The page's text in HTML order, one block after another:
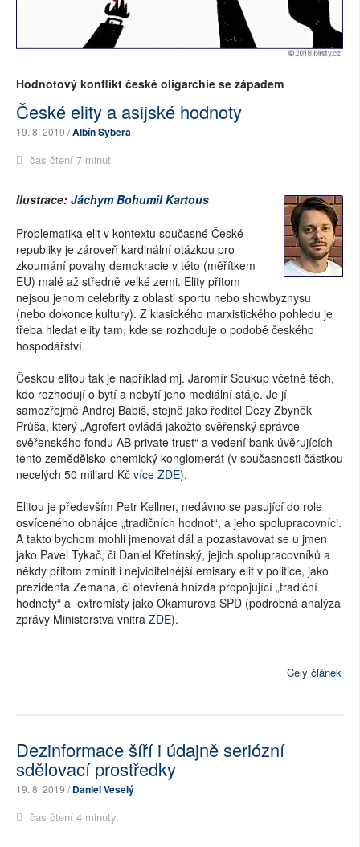
Hodnotový konflikt české oligarchie se západem
České elity a asijské hodnoty
19. 8. 2019 /Albín Sybera
čas čtení 7 minut
Ilustrace: Jáchym Bohumil Kartous
Problematika elit v kontextu současné České
republiky je zároveň kardinální otázkou pro
zkoumání povahy demokracie v této (měřítkem
EU) malé až středně velké zemi. Elity přitom
nejsou jenom celebrity z oblasti sportu nebo showbyznysu
(nebo dokonce kultury). Z klasického marxistického pohledu je
třeba hledat elity tam, kde se rozhoduje o podobě českého
hospodářství.
Českou elitou tak je například mj. Jaromír Soukup včetně těch,
kdo rozhodují o bytí a nebytí jeho mediální stáje. Je jí
samozřejmě Andrej Babiš, stejně jako ředitel Dezy Zbyněk
Průša, který „Agrofert ovládá jakožto svěřenský správce
svěřenského fondu AB private trust“ a vedení bank úvěrujících
tento zemědělsko-chemický konglomerát (v současnosti částkou
necelých 50 miliard Kč více ZDE).
Elitou je především Petr Kellner, nedávno se pasující do role
osvíceného obhájce „tradičních hodnot“, a jeho spolupracovníci.
A takto bychom mohli jmenovat dál a pozastavovat se u jmen
jako Pavel Tykač, či Daniel Křetínský, jejich spolupracovníků a
někdy přitom zmínit i nejviditelnější emisary elit v politice, jako
prezidenta Zemana, či otevřená hnízda propojující „tradiční
hodnoty“ a extremisty jako Okamurova SPD (podrobná analýza
zprávy Ministerstva vnitra ZDE).
Celý článek
Dezinformace šíří i údajně seriózní
sdělovací prostředky
19. 8. 2019 /Daniel Veselý
čas čtení 4 minuty